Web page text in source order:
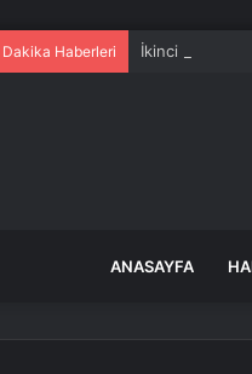
Dakika Haberleri İkinci El
ANASAYFA